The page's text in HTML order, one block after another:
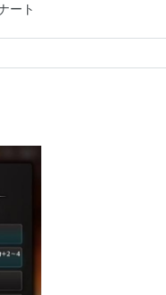
上でした。 まさかの最後
ート